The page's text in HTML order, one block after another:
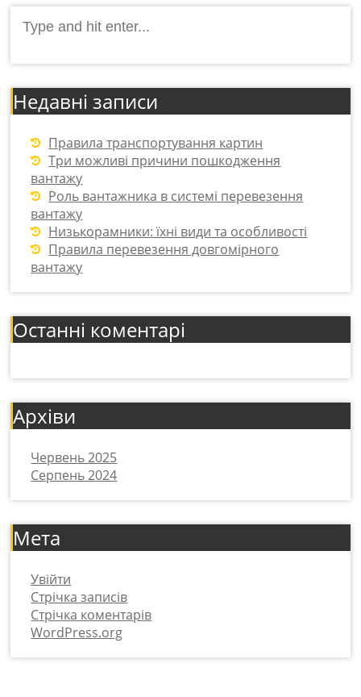
for:
Недавні записи
Правила транспортування картин
Три можливі причини пошкодження
вантажу
Роль вантажника в системі перевезення
вантажу
Низькорамники: їхні види та особливості
Правила перевезення довгомірного
вантажу
Останні коментарі
Архіви
Червень 2025
Серпень 2024
Мета
Увійти
Стрічка записів
Стрічка коментарів
WordPress.org